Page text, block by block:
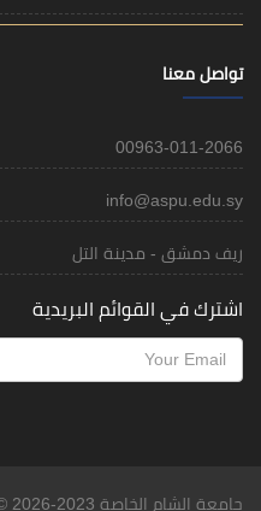
تواصل معنا
00963-011-2066
info@aspu.edu.sy
ريف دمشق - مدينة التل
اشترك في القوائم البريدية
جامعة الشام الخاصة 2023-2026 © جميع الحقوق محفوظة